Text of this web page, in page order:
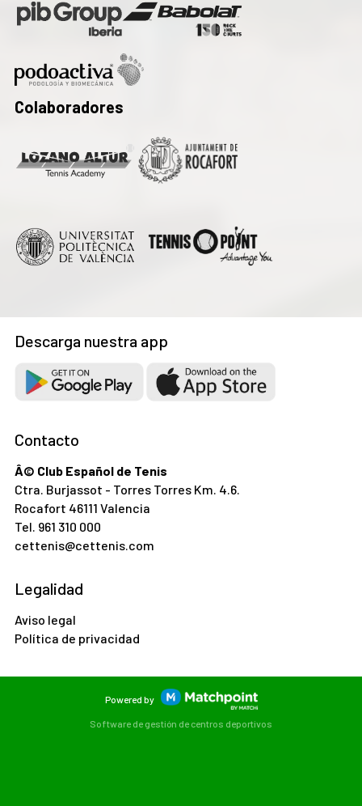
Colaboradores
Descarga nuestra app
Contacto
Â© Club Español de Tenis
Ctra. Burjassot - Torres Torres Km. 4.6.
Rocafort 46111 Valencia
Tel. 961 310 000
cettenis@cettenis.com
Legalidad
Aviso legal
Política de privacidad
Powered by
Software de gestión de centros deportivos